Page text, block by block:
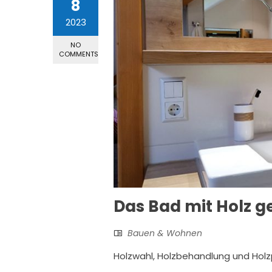
8
2023
NO
COMMENTS
Das Bad mit Holz
Bauen & Wohnen
Holzwahl, Holzbehandlung und